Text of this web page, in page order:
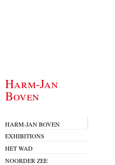
Harm-Jan
Boven
HARM-JAN BOVEN
EXHIBITIONS
HET WAD
NOORDER ZEE